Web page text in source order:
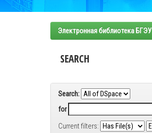
Электронная библиотека БГЭУ
SEARCH
Search:
for
Current filters: